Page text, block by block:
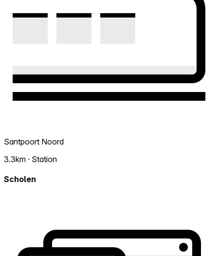
Santpoort Noord
3.3km · Station
Scholen